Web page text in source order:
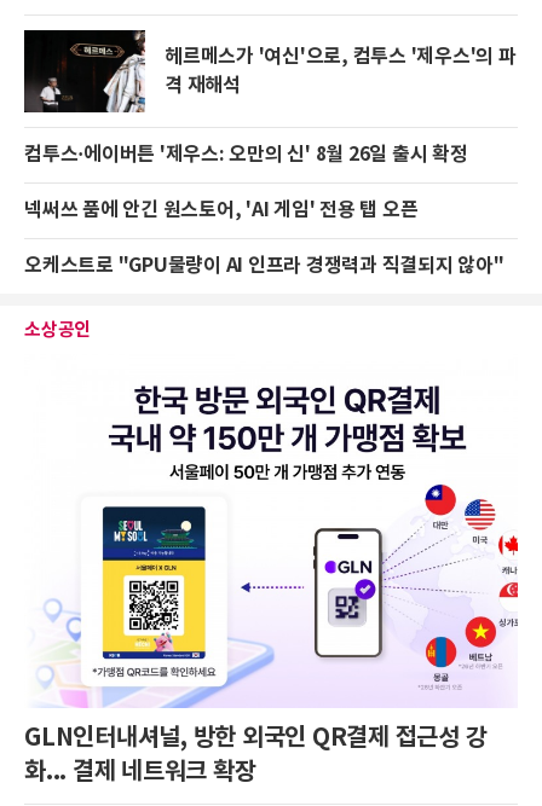
헤르메스가 '여신'으로, 컴투스 '제우스'의 파
격 재해석
컴투스·에이버튼 '제우스: 오만의 신' 8월 26일 출시 확정
넥써쓰 품에 안긴 원스토어, 'AI 게임' 전용 탭 오픈
오케스트로 "GPU물량이 AI 인프라 경쟁력과 직결되지 않아"
소상공인
GLN인터내셔널, 방한 외국인 QR결제 접근성 강
화... 결제 네트워크 확장